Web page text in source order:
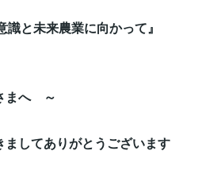
識と未来農業に向かって』
へ ～
してありがとうございます